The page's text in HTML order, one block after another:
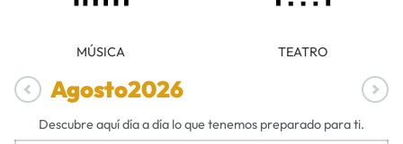
MÚSICA TEATRO
Agosto2026
Descubre aquí día a día lo que tenemos preparado para ti.